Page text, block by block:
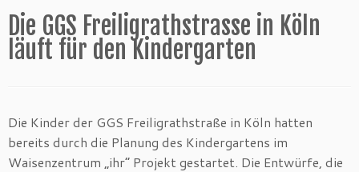
Die GGS Freiligrathstrasse in Köln
läuft für den Kindergarten
Die Kinder der GGS Freiligrathstraße in Köln hatten
bereits durch die Planung des Kindergartens im
Waisenzentrum „ihr“ Projekt gestartet. Die Entwürfe, die